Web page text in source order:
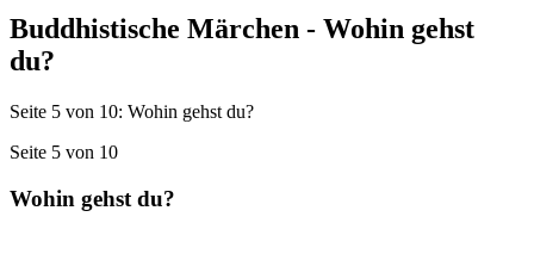
Buddhistische Märchen - Wohin gehst
du?
Seite 5 von 10: Wohin gehst du?
Seite 5 von 10
Wohin gehst du?